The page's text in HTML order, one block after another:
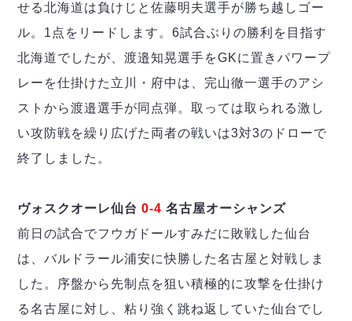
せる北海道は負けじと佐藤明夫選手が勝ち越しゴー
ル。1点をリードします。6試合ぶりの勝利を目指す
北海道でしたが、渡邉知晃選手をGKに置きパワープ
レーを仕掛けた立川・府中は、完山徹一選手のアシ
ストから渡邉選手が同点弾。取っては取られる激し
い攻防戦を繰り広げた両者の戦いは3対3のドローで
終了しました。
ヴォスクオーレ仙台0-4 名古屋オーシャンズ
前日の試合でフウガドールすみだに敗戦した仙台
は、バルドラール浦安に快勝した名古屋と対戦しま
した。序盤から先制点を狙い積極的に攻撃を仕掛け
る名古屋に対し、粘り強く跳ね返していた仙台でし